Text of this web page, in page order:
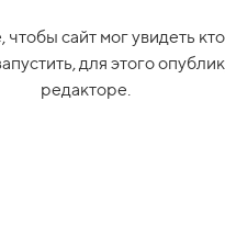
чтобы сайт мог увидеть
для этого
редакторе.